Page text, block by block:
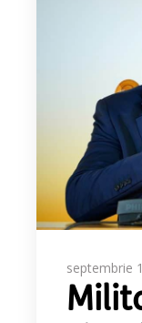
septembrie